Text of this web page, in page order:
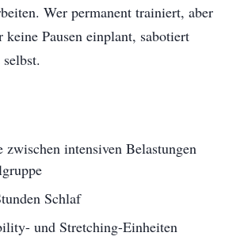
Wer permanent trainiert, aber
Pausen einplant, sabotiert
zwischen intensiven Belastungen
Schlaf
und Stretching-Einheiten